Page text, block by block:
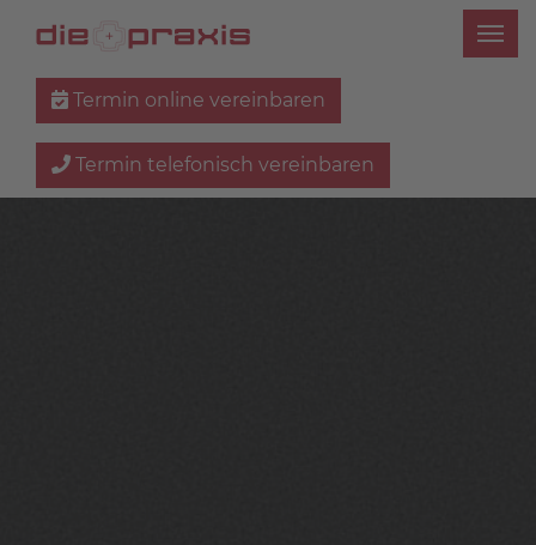
Termin online vereinbaren
Termin telefonisch vereinbaren